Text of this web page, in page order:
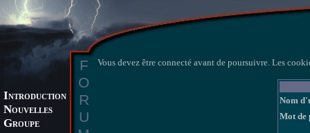
INTRODUCTION
NOUVELLES
GROUPE
F
O
R
U
Vous devez être connecté avant de poursuivre. Les
Nom
Mot de